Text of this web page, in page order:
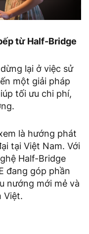
từ Half-Bridge
lại ở việc sử
một giải pháp
tối ưu chi phí,
là hướng phát
tại Việt Nam. Với
Half-Bridge
đang góp phần
nướng mới mẻ và
Việt.